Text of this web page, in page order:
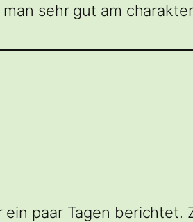
sehr gut am
paar Tagen berichtet.